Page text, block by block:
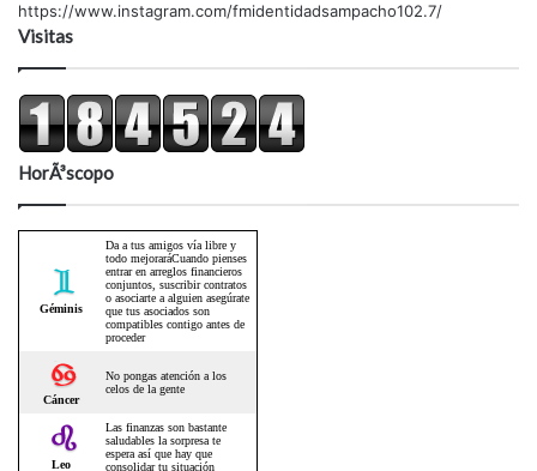
https://www.instagram.com/fmidentidadsampacho102.7/
Visitas
HorÃ³scopo